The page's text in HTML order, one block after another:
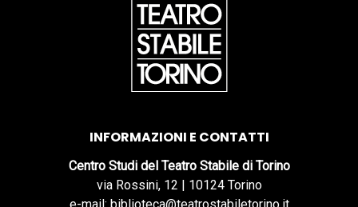
INFORMAZIONI E CONTATTI
Centro Studi del Teatro Stabile di Torino
via Rossini, 12 | 10124 Torino